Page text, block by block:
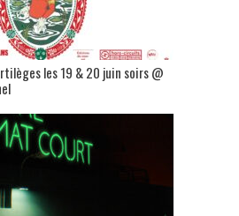
les 19 & 20 juin soirs @